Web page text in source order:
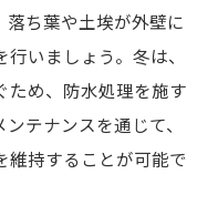
相談するメリット
落ち葉や土埃が外壁に
いましょう。冬は、
ため、防水処理を施す
テナンスを通じて、
維持することが可能で